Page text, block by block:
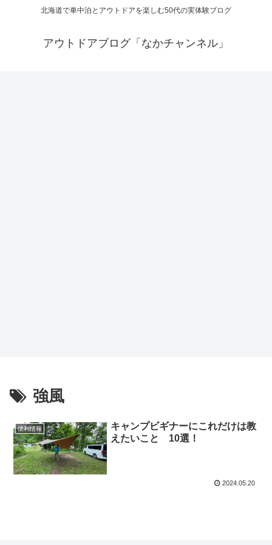
北海道で車中泊とアウトドアを楽しむ50代の実体験ブログ
アウトドアブログ「なかチャンネル」
強風
便利情報
キャンプビギナーにこれだけは教
えたいこと 10選！
2024.05.20